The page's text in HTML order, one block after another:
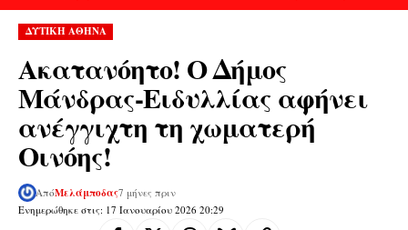
ΔΥΤΙΚΗ ΑΘΗΝΑ
Ακατανόητο! Ο Δήμος
Μάνδρας-Ειδυλλίας αφήνει
ανέγγιχτη τη χωματερή
Οινόης!
Ενημερώθηκε στις: 17 Ιανουαρίου 2026 20:29
ΑπόΜελάμποδας7 μήνες πριν